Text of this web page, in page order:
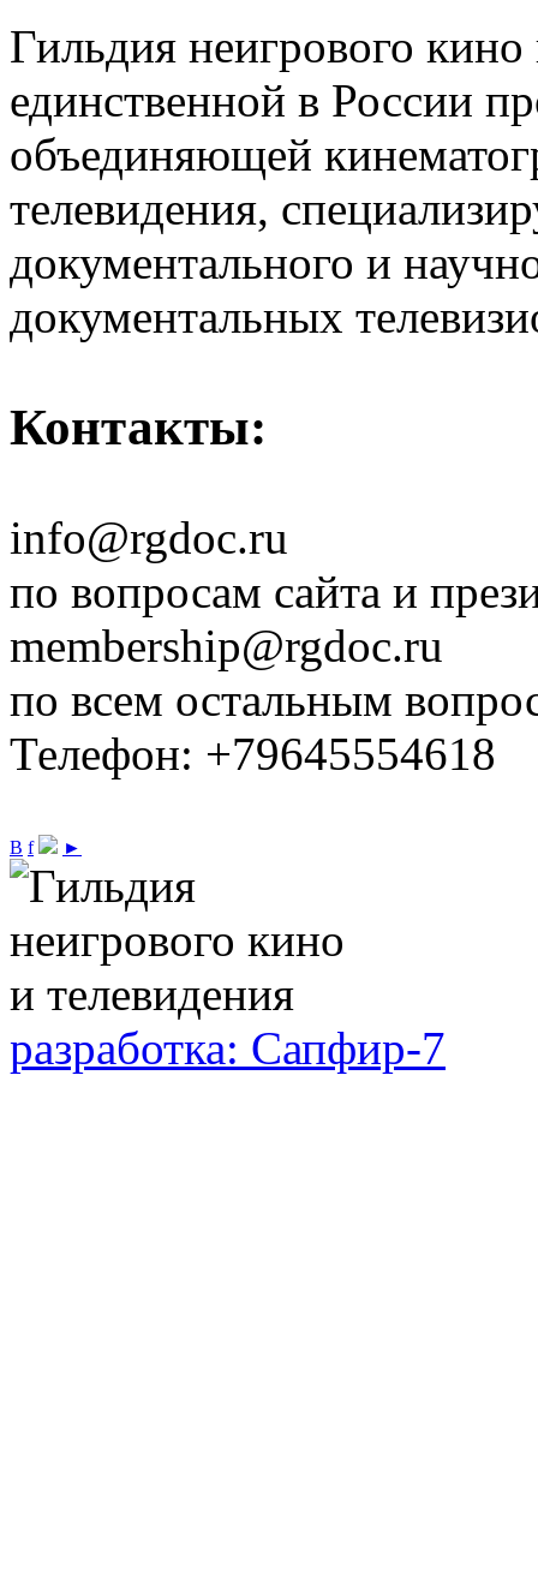
Гильдия неигрового кино
единственной в России
объединяющей
телевидения,
документального и
документальных
Контакты:
info@rgdoc.ru
по вопросам сайта и
membership@rgdoc.ru
по всем остальным
Телефон: +79645554618
В f ►
разработка: Сапфир-7